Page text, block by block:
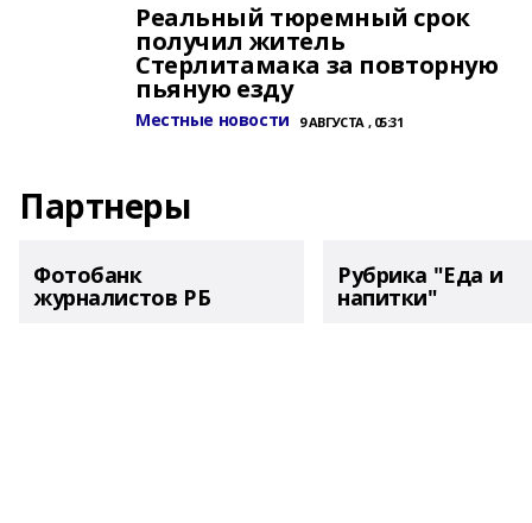
Реальный тюремный срок
получил житель
Стерлитамака за повторную
пьяную езду
Местные новости 9 АВГУСТА , 05:31
Партнеры
Фотобанк
журналистов РБ
Рубрика "Еда и
напитки"